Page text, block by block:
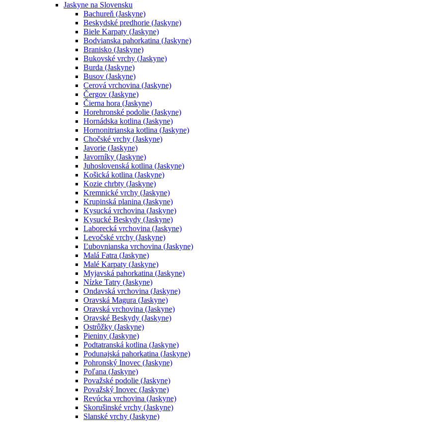
Jaskyne na Slovensku
Bachureň (Jaskyne)
Beskydské predhorie (Jaskyne)
Biele Karpaty (Jaskyne)
Bodvianska pahorkatina (Jaskyne)
Branisko (Jaskyne)
Bukovské vrchy (Jaskyne)
Burda (Jaskyne)
Busov (Jaskyne)
Cerová vrchovina (Jaskyne)
Čergov (Jaskyne)
Čierna hora (Jaskyne)
Horehronské podolie (Jaskyne)
Hornádska kotlina (Jaskyne)
Hornonitrianska kotlina (Jaskyne)
Chočské vrchy (Jaskyne)
Javorie (Jaskyne)
Javorníky (Jaskyne)
Juhoslovenská kotlina (Jaskyne)
Košická kotlina (Jaskyne)
Kozie chrbty (Jaskyne)
Kremnické vrchy (Jaskyne)
Krupinská planina (Jaskyne)
Kysucká vrchovina (Jaskyne)
Kysucké Beskydy (Jaskyne)
Laborecká vrchovina (Jaskyne)
Levočské vrchy (Jaskyne)
Ľubovnianska vrchovina (Jaskyne)
Malá Fatra (Jaskyne)
Malé Karpaty (Jaskyne)
Myjavská pahorkatina (Jaskyne)
Nízke Tatry (Jaskyne)
Ondavská vrchovina (Jaskyne)
Oravská Magura (Jaskyne)
Oravská vrchovina (Jaskyne)
Oravské Beskydy (Jaskyne)
Ostrôžky (Jaskyne)
Pieniny (Jaskyne)
Podtatranská kotlina (Jaskyne)
Podunajská pahorkatina (Jaskyne)
Pohronský Inovec (Jaskyne)
Poľana (Jaskyne)
Považské podolie (Jaskyne)
Považský Inovec (Jaskyne)
Revúcka vrchovina (Jaskyne)
Skorušinské vrchy (Jaskyne)
Slanské vrchy (Jaskyne)